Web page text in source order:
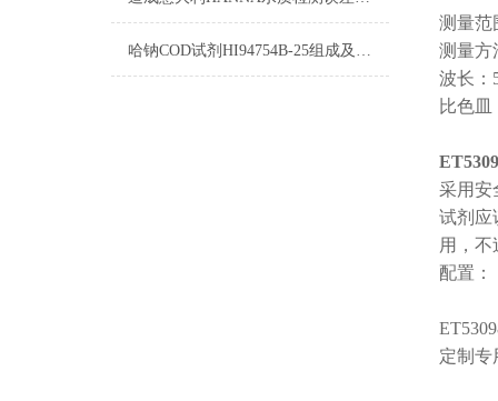
哈钠COD试剂HI94754B-25组成及测量范围
测量范
测量方
波长：
比色皿
采用安
试剂应
用，
配置：
定制专